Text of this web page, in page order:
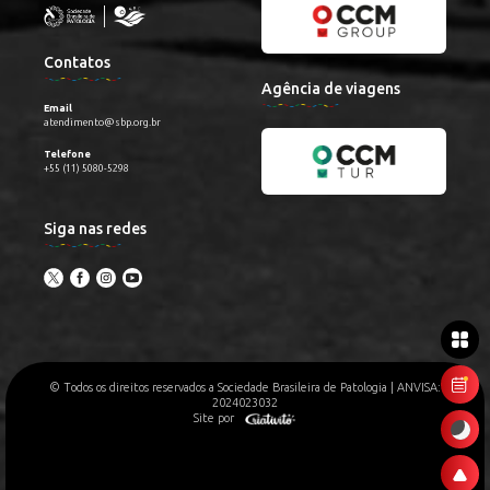
Contatos
Email
atendimento@sbp.org.br
Telefone
+55 (11) 5080-5298
Siga nas redes
Agência de viagens
© Todos os direitos reservados a Sociedade Brasileira de Patologia | ANVISA:
2024023032
Site por